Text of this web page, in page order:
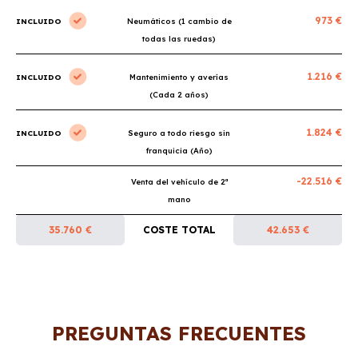
INCLUIDO
Neumáticos (1 cambio de
todas las ruedas)
973 €
INCLUIDO
Mantenimiento y averías
(Cada 2 años)
1.216 €
INCLUIDO
Seguro a todo riesgo sin
franquicia (Año)
1.824 €
Venta del vehículo de 2ª
mano
-22.516 €
35.760 € COSTE TOTAL 42.653 €
PREGUNTAS FRECUENTES